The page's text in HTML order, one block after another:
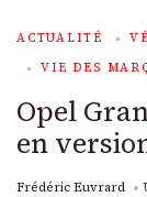
ACTUALITÉ
VIE DES
Opel
en
Frédéric Euvrard